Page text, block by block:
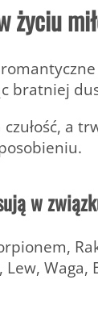
życiu
bratniej
czułość, a
w